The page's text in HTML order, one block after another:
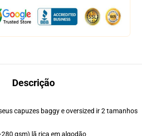
Descrição
capuzes baggy e oversized ir 2 tamanhos
gsm) lã rica em algodão